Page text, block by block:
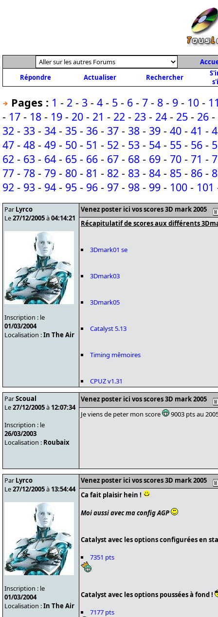
Répondre
Actualiser Rechercher
Pages : 1 - 2 - 3 - 4 - 5 - 6 - 7 - 8 - 9 - 10 -
- 17 - 18 - 19 - 20 - 21 - 22 - 23 - 24 - 25 - 26 -
32 - 33 - 34 - 35 - 36 - 37 - 38 - 39 - 40 - 41 -
47 - 48 - 49 - 50 - 51 - 52 - 53 - 54 - 55 - 56 -
62 - 63 - 64 - 65 - 66 - 67 - 68 - 69 - 70 - 71 -
77 - 78 - 79 - 80 - 81 - 82 - 83 - 84 - 85 - 86 -
92 - 93 - 94 - 95 - 96 - 97 - 98 - 99 - 100 - 101
Par Lyrco
Le27/12/2005à04:14:21
Inscription : le
01/03/2004
Localisation :In The Air
Venez poster ici vos scores 3D mark 2005
Récapitulatif de scores aux différents
3Dmark01 se
3Dmark03
3Dmark05
Catalyst 5.13
Timing mêmoires
CPUZ v1.31
ParScoual
Le27/12/2005à 12:07:34
Inscription : le
26/03/2003
Localisation : Roubaix
Venez poster ici vos scores 3D mark 2005
Je viens de peter mon score
9003 pts au
Par Lyrco
Le27/12/2005à 13:54:44
Inscription : le
01/03/2004
Localisation :In The Air
Venez poster ici vos scores 3D mark 2005
Ca fait plaisir hein !
Moi aussi avec ma config AGP
Catalyst avec les options configurées en
7351 pts
Catalyst avec les options poussées à fond !
7177 pts